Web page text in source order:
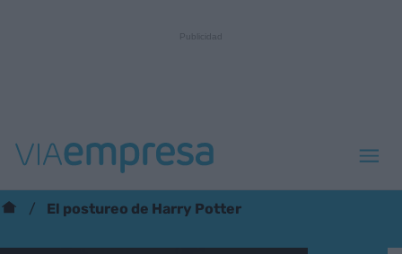
El postureo de Harry Potter